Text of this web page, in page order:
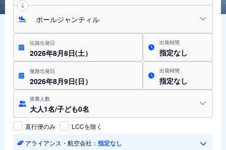
ポールジャンティル
往路出発日
2026年8月8日(土）
出発時間
指定なし
復路出発日
2026年8月9日(日）
出発時間
指定なし
搭乗人数
大人1名/子ども0名
直行便のみ
LCCを除く
アライアンス・航空会社： 指定なし